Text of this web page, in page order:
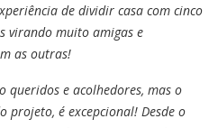
de dividir casa com cinco
virando muito amigas e
as outras!
queridos e acolhedores, mas o
projeto, é excepcional! Desde o